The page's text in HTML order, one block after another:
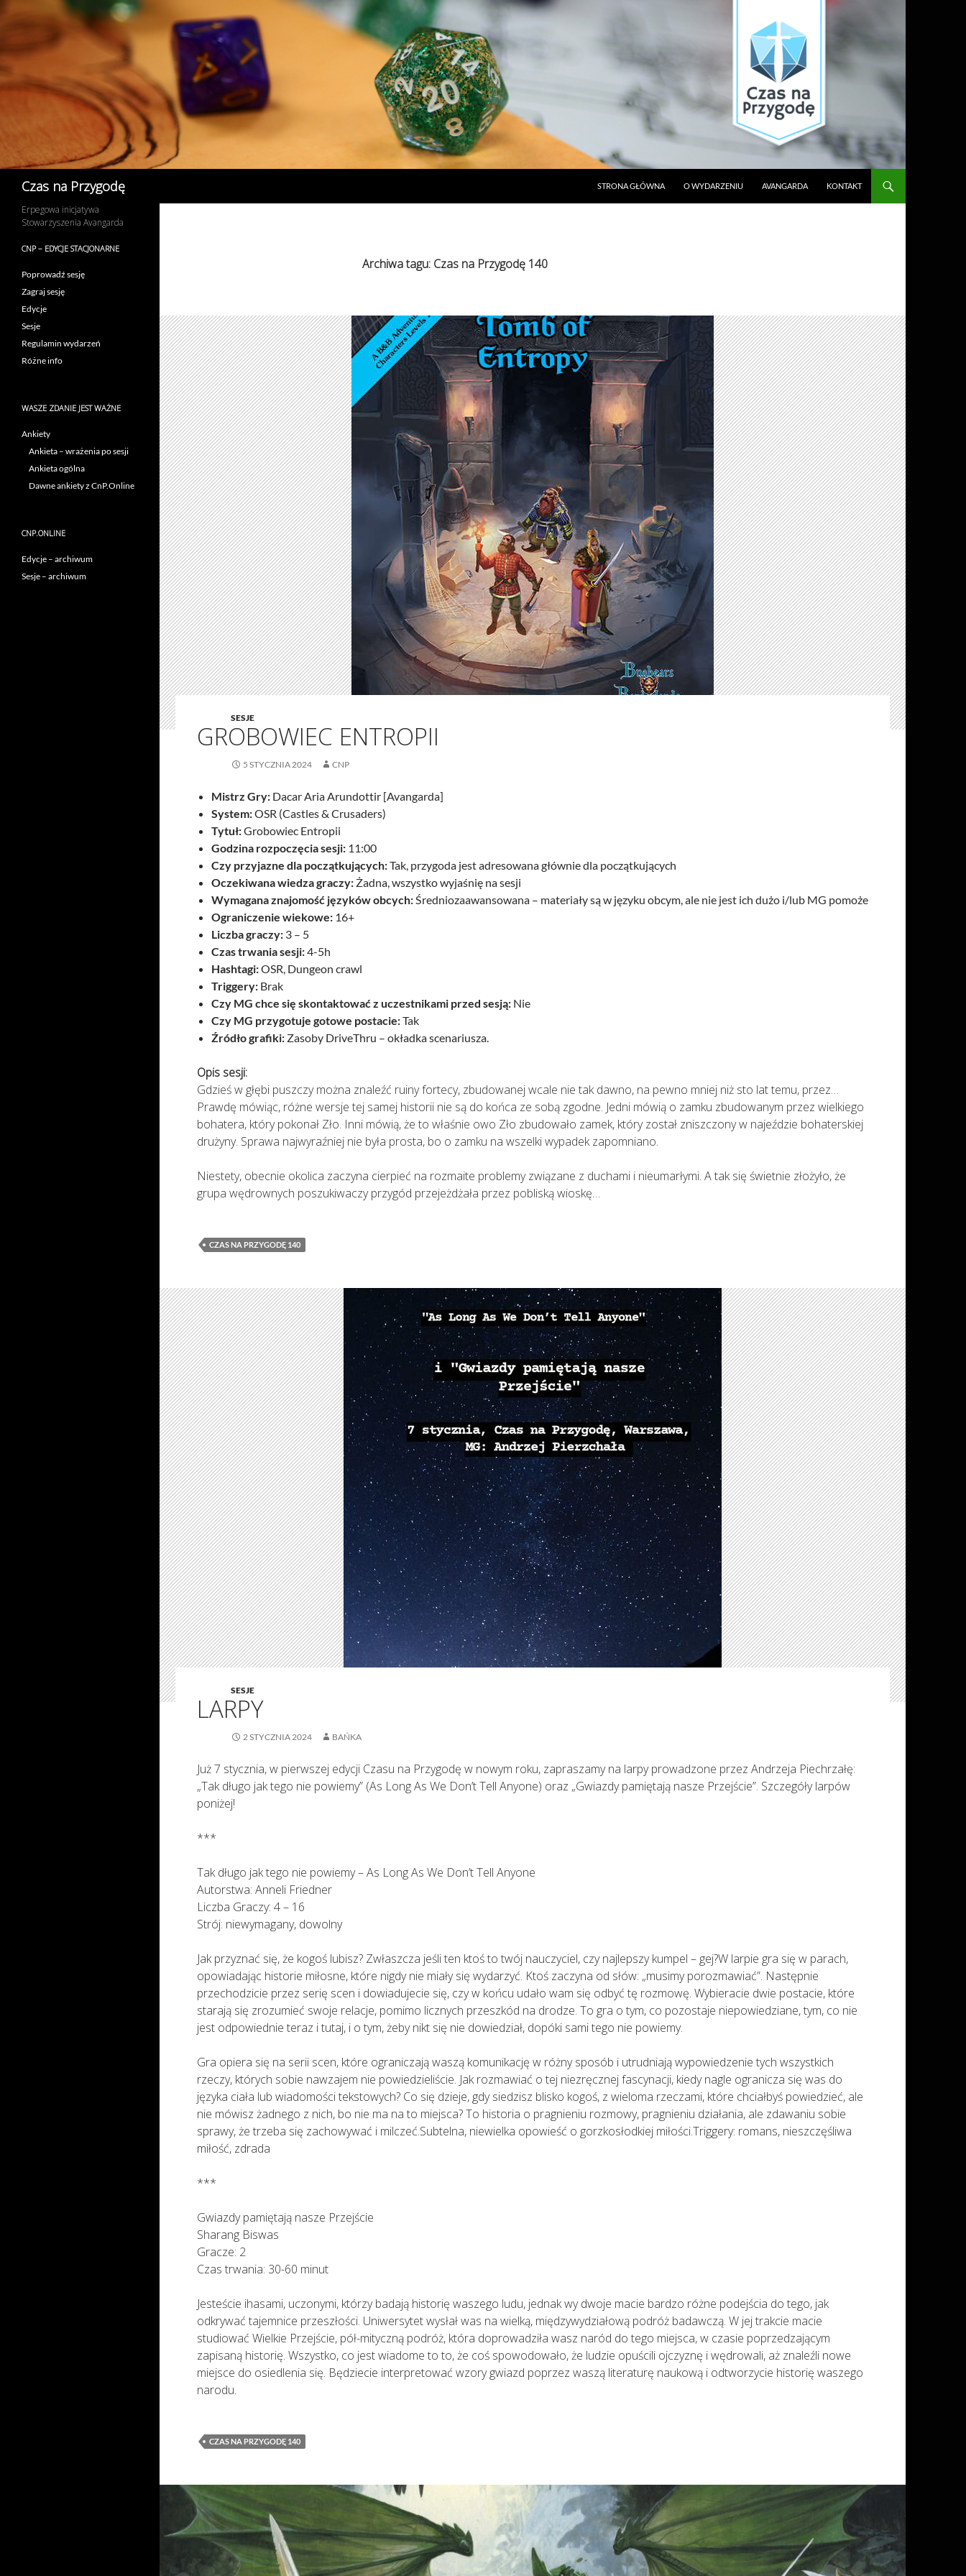
treści
Czas na Przygodę STRONA GŁÓWNA O WYDARZENIU AVANGARDA KONTAKT
Archiwa tagu: Czas na Przygodę 140
SESJE
GROBOWIEC ENTROPII
5 STYCZNIA 2024 CNP
Mistrz Gry:Dacar Aria Arundottir [Avangarda]
System:OSR (Castles & Crusaders)
Tytuł:Grobowiec Entropii
Godzina rozpoczęcia sesji:11:00
Czy przyjazne dla początkujących:Tak, przygoda jest adresowana głównie dla początkujących
Oczekiwana wiedza graczy:Żadna, wszystko wyjaśnię na sesji
Wymagana znajomość języków obcych:Średniozaawansowana – materiały są w języku obcym, ale nie jest ich dużo i/lub MG pomoże
Ograniczenie wiekowe:16+
Liczba graczy:3 – 5
Czas trwania sesji:4-5h
Hashtagi:OSR, Dungeon crawl
Triggery:Brak
Czy MG chce się skontaktować z uczestnikami przed sesją:Nie
Czy MG przygotuje gotowe postacie:Tak
Źródło grafiki:Zasoby DriveThru – okładka scenariusza.
Opis sesji:
Gdzieś w głębi puszczy można znaleźć ruiny fortecy, zbudowanej wcale nie tak dawno, na pewno mniej niż sto lat temu, przez…
Prawdę mówiąc, różne wersje tej samej historii nie są do końca ze sobą zgodne. Jedni mówią o zamku zbudowanym przez wielkiego
bohatera, który pokonał Zło. Inni mówią, że to właśnie owo Zło zbudowało zamek, który został zniszczony w najeździe bohaterskiej
drużyny. Sprawa najwyraźniej nie była prosta, bo o zamku na wszelki wypadek zapomniano.
Niestety, obecnie okolica zaczyna cierpieć na rozmaite problemy związane z duchami i nieumarłymi. A tak się świetnie złożyło, że
grupa wędrownych poszukiwaczy przygód przejeżdżała przez pobliską wioskę…
CZAS NA PRZYGODĘ 140
SESJE
LARPY
2 STYCZNIA 2024 BAŃKA
Już 7 stycznia, w pierwszej edycji Czasu na Przygodę w nowym roku, zapraszamy na larpy prowadzone przez Andrzeja Piechrzałę:
„Tak długo jak tego nie powiemy” (As Long As We Don’t Tell Anyone) oraz „Gwiazdy pamiętają nasze Przejście”. Szczegóły larpów
poniżej!
***
Tak długo jak tego nie powiemy – As Long As We Don’t Tell Anyone
Autorstwa: Anneli Friedner
Liczba Graczy: 4 – 16
Strój: niewymagany, dowolny
Jak przyznać się, że kogoś lubisz? Zwłaszcza jeśli ten ktoś to twój nauczyciel, czy najlepszy kumpel – gej?W larpie gra się w parach,
opowiadając historie miłosne, które nigdy nie miały się wydarzyć. Ktoś zaczyna od słów: „musimy porozmawiać”. Następnie
przechodzicie przez serię scen i dowiadujecie się, czy w końcu udało wam się odbyć tę rozmowę. Wybieracie dwie postacie, które
starają się zrozumieć swoje relacje, pomimo licznych przeszkód na drodze. To gra o tym, co pozostaje niepowiedziane, tym, co nie
jest odpowiednie teraz i tutaj, i o tym, żeby nikt się nie dowiedział, dopóki sami tego nie powiemy.
Gra opiera się na serii scen, które ograniczają waszą komunikację w różny sposób i utrudniają wypowiedzenie tych wszystkich
rzeczy, których sobie nawzajem nie powiedzieliście. Jak rozmawiać o tej niezręcznej fascynacji, kiedy nagle ogranicza się was do
języka ciała lub wiadomości tekstowych? Co się dzieje, gdy siedzisz blisko kogoś, z wieloma rzeczami, które chciałbyś powiedzieć, ale
nie mówisz żadnego z nich, bo nie ma na to miejsca? To historia o pragnieniu rozmowy, pragnieniu działania, ale zdawaniu sobie
sprawy, że trzeba się zachowywać i milczeć.Subtelna, niewielka opowieść o gorzkosłodkiej miłości.Triggery: romans, nieszczęśliwa
miłość, zdrada
***
Gwiazdy pamiętają nasze Przejście
Sharang Biswas
Gracze: 2
Czas trwania: 30-60 minut
Jesteście ihasami, uczonymi, którzy badają historię waszego ludu, jednak wy dwoje macie bardzo różne podejścia do tego, jak
odkrywać tajemnice przeszłości. Uniwersytet wysłał was na wielką, międzywydziałową podróż badawczą. W jej trakcie macie
studiować Wielkie Przejście, pół-mityczną podróż, która doprowadziła wasz naród do tego miejsca, w czasie poprzedzającym
zapisaną historię. Wszystko, co jest wiadome to to, że coś spowodowało, że ludzie opuścili ojczyznę i wędrowali, aż znaleźli nowe
miejsce do osiedlenia się. Będziecie interpretować wzory gwiazd poprzez waszą literaturę naukową i odtworzycie historię waszego
narodu.
CZAS NA PRZYGODĘ 140
Erpegowa inicjatywa
Stowarzyszenia Avangarda
CNP – EDYCJE STACJONARNE
Poprowadź sesję
Zagraj sesję
Edycje
Sesje
Regulamin wydarzeń
Różne info
WASZE ZDANIE JEST WAŻNE
Ankiety
Ankieta – wrażenia po sesji
Ankieta ogólna
Dawne ankiety z CnP.Online
CNP.ONLINE
Edycje – archiwum
Sesje – archiwum